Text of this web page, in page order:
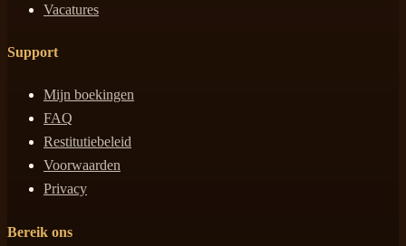
Vacatures
Support
Mijn boekingen
FAQ
Restitutiebeleid
Voorwaarden
Privacy
Bereik ons